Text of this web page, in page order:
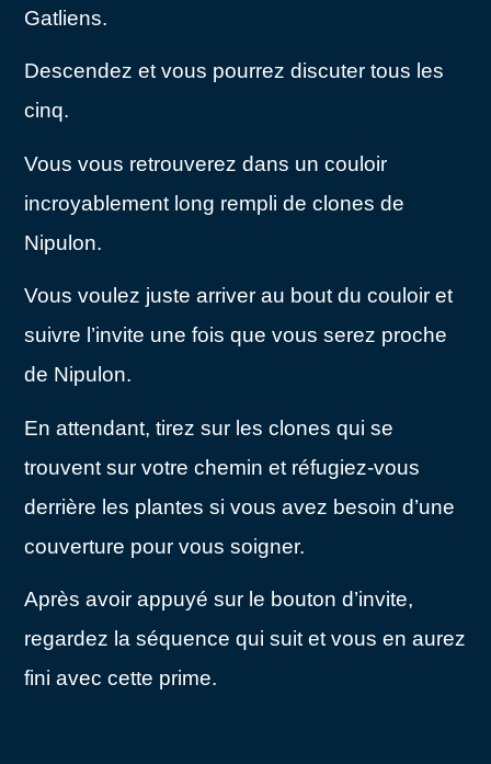
Gatliens.
Descendez et vous pourrez discuter tous les
cinq.
Vous vous retrouverez dans un couloir
incroyablement long rempli de clones de
Nipulon.
Vous voulez juste arriver au bout du couloir et
suivre l’invite une fois que vous serez proche
de Nipulon.
En attendant, tirez sur les clones qui se
trouvent sur votre chemin et réfugiez-vous
derrière les plantes si vous avez besoin d’une
couverture pour vous soigner.
Après avoir appuyé sur le bouton d’invite,
regardez la séquence qui suit et vous en aurez
fini avec cette prime.